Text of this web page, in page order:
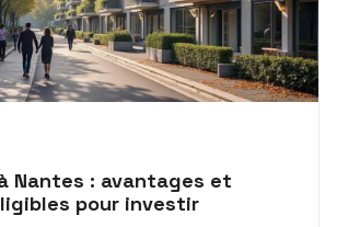
Nantes : avantages et
pour investir